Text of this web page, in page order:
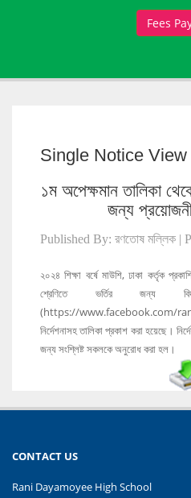
Fees
Single Notice View
১ম অপেক্ষমান তালিকা
জন্য
Published By: রণতোষ মল্লিক |
২০২৪ শিক্ষা বর্ষে মাউশি, ঢাকা কর্তৃক
শ্রেণিতে ভর্তির জন্য
(https://www.facebook.com/
নির্দেশনাসহ তালিকা প্রকাশ করা হয়েছে।
জন্য সংশ্লিষ্ট সকলকে অনুরোধ করা হল।
CONTACT US
Rani Dayamoyee High School